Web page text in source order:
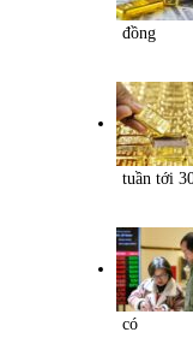
đồng
tuần tới
có